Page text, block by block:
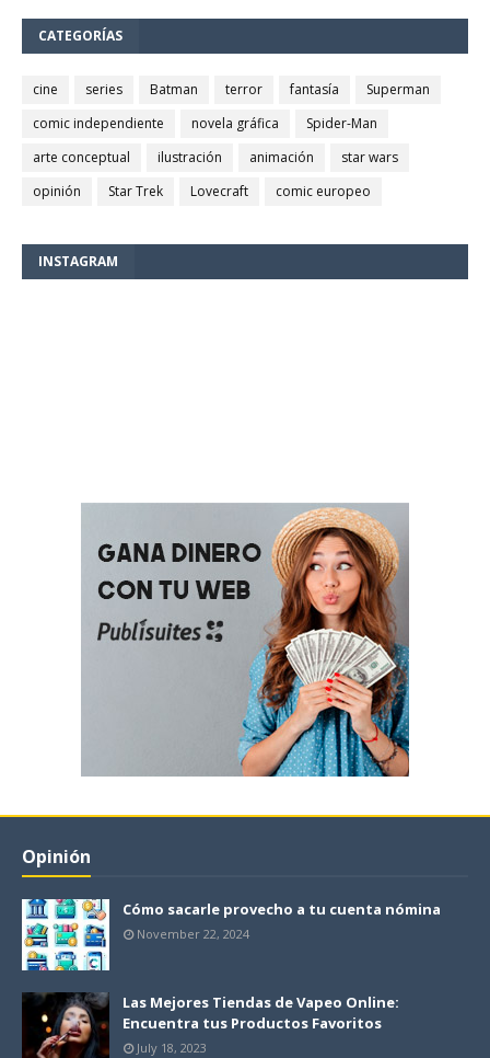
CATEGORÍAS
cine series Batman terror fantasía
Superman
comic independiente
novela gráfica
Spider-Man
arte conceptual
ilustración animación
star wars
opinión
Star Trek Lovecraft comic europeo
INSTAGRAM
Opinión
Cómo sacarle provecho a tu cuenta nómina
November 22, 2024
Las Mejores Tiendas de Vapeo Online:
Encuentra tus Productos Favoritos
July 18, 2023